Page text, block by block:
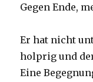
Gegen Ende,
Er hat nicht
holprig und
Eine